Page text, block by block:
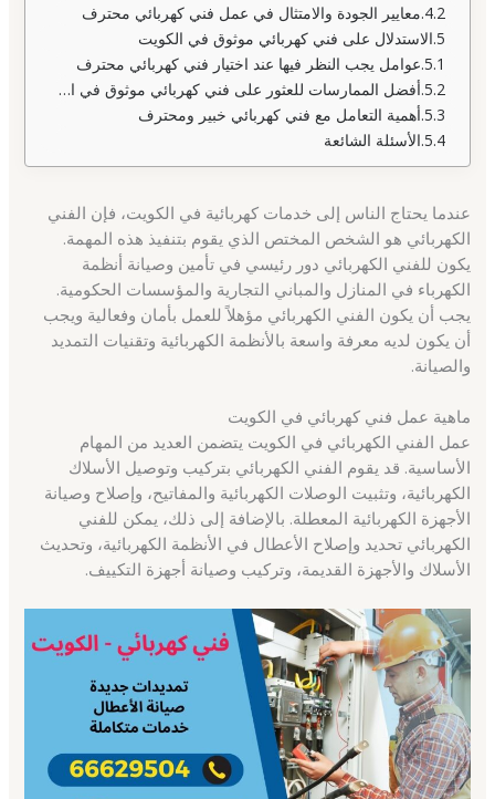
معايير الجودة والامتثال في عمل فني كهربائي محترف
الاستدلال على فني كهربائي موثوق في الكويت
عوامل يجب النظر فيها عند اختيار فني كهربائي محترف
أفضل الممارسات للعثور على فني كهربائي موثوق في الكويت
أهمية التعامل مع فني كهربائي خبير ومحترف
الأسئلة الشائعة
عندما يحتاج الناس إلى خدمات كهربائية في الكويت، فإن الفني
الكهربائي هو الشخص المختص الذي يقوم بتنفيذ هذه المهمة.
يكون للفني الكهربائي دور رئيسي في تأمين وصيانة أنظمة
الكهرباء في المنازل والمباني التجارية والمؤسسات الحكومية.
يجب أن يكون الفني الكهربائي مؤهلاً للعمل بأمان وفعالية ويجب
أن يكون لديه معرفة واسعة بالأنظمة الكهربائية وتقنيات التمديد
والصيانة.
ماهية عمل فني كهربائي في الكويت
عمل الفني الكهربائي في الكويت يتضمن العديد من المهام
الأساسية. قد يقوم الفني الكهربائي بتركيب وتوصيل الأسلاك
الكهربائية، وتثبيت الوصلات الكهربائية والمفاتيح، وإصلاح وصيانة
الأجهزة الكهربائية المعطلة. بالإضافة إلى ذلك، يمكن للفني
الكهربائي تحديد وإصلاح الأعطال في الأنظمة الكهربائية، وتحديث
الأسلاك والأجهزة القديمة، وتركيب وصيانة أجهزة التكييف.